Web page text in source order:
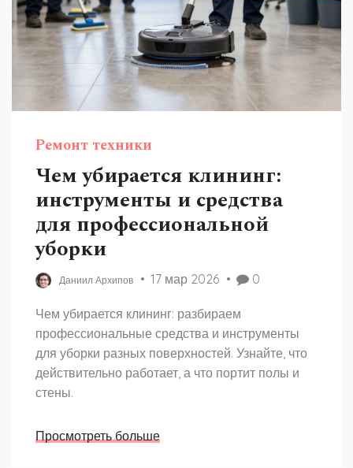
Ремонт техники
Чем убирается клининг:
инструменты и средства
для профессиональной
уборки
Даниил Архипов 17 мар 2026 0
Чем убирается клининг: разбираем
профессиональные средства и инструменты
для уборки разных поверхностей. Узнайте, что
действительно работает, а что портит полы и
стены.
Просмотреть больше